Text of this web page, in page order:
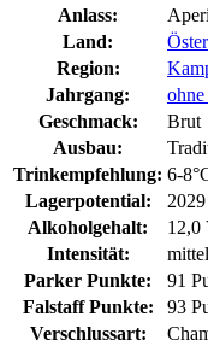
Anlass:
Land:
Region:
Jahrgang:
ohne
Geschmack:
Brut
Ausbau:
Trinkempfehlung: 6-
Lagerpotential:
2029
Alkoholgehalt:
12,0
Intensität:
mittel
Parker Punkte:
91
Falstaff Punkte:
93
Verschlussart: